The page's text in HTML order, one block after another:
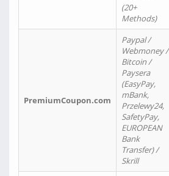
(20+
Methods)
PremiumCoupon.com
Paypal /
Webmoney /
Bitcoin /
Paysera
(EasyPay,
mBank,
Przelewy24,
SafetyPay,
EUROPEAN
Bank
Transfer) /
Skrill